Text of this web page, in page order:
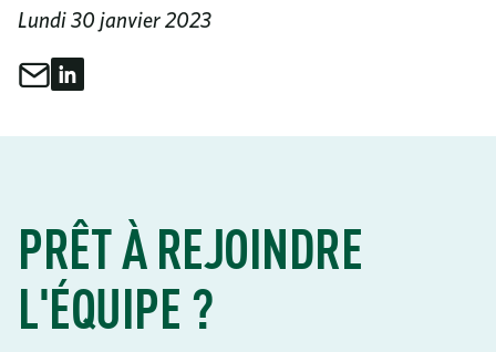
Lundi 30 janvier 2023
Partager ceci
Partager par e-mail
PRÊT À REJOINDRE
L'ÉQUIPE ?